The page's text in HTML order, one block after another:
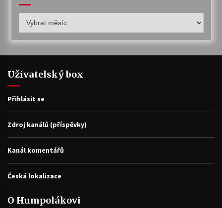
archiv
Uživatelský box
Přihlásit se
Zdroj kanálů (příspěvky)
Kanál komentářů
Česká lokalizace
O Humpolákovi